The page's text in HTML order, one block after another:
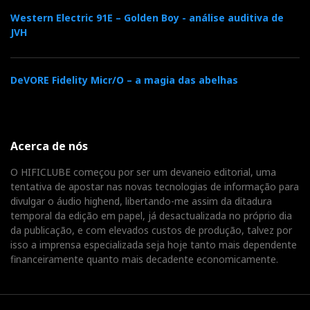
dos muitos episódios cómicos da minha vida
audiófila. Os anéis de espuma das CM1 são cilindros
ocos e agarram-se como lapas às paredes do pórtico:
once in place they stay in place…
A RFI ANDA POR AÍ
O tweeter é de facto a cereja no bolo das CM1: doce,
extenso e informativo com umaperformance
excepcional nesta categoria de produto. Tanto assim
que me permitiu detectar algo que me tinha escapado
frequência) no som dos Nuforce Reference 9.
Western Electric 91E – Golden Boy - análise auditiva de
JVH
DeVORE Fidelity Micr/O – a magia das abelhas
Acerca de nós
O HIFICLUBE começou por ser um devaneio editorial, uma
tentativa de apostar nas novas tecnologias de informação para
divulgar o áudio highend, libertando-me assim da ditadura
temporal da edição em papel, já desactualizada no próprio dia
da publicação, e com elevados custos de produção, talvez por
isso a imprensa especializada seja hoje tanto mais dependente
financeiramente quanto mais decadente economicamente.